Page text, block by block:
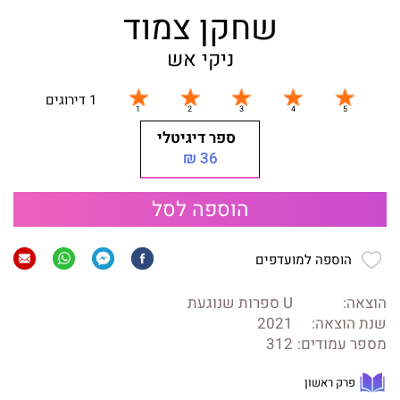
שחקן צמוד
ניקי אש
1 דירוגים
ספר דיגיטלי
36 ₪
הוספה לסל
הוספה למועדפים
הוצאה:
U ספרות שנוגעת
שנת הוצאה:
2021
מספר עמודים: 312
פרק ראשון